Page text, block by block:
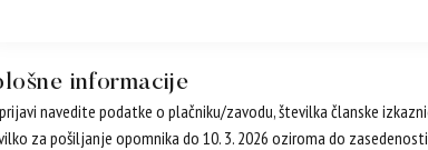
informacije
navedite podatke o plačniku/zavodu, številka članske
za pošiljanje opomnika do 10. 3. 2026 oziroma do